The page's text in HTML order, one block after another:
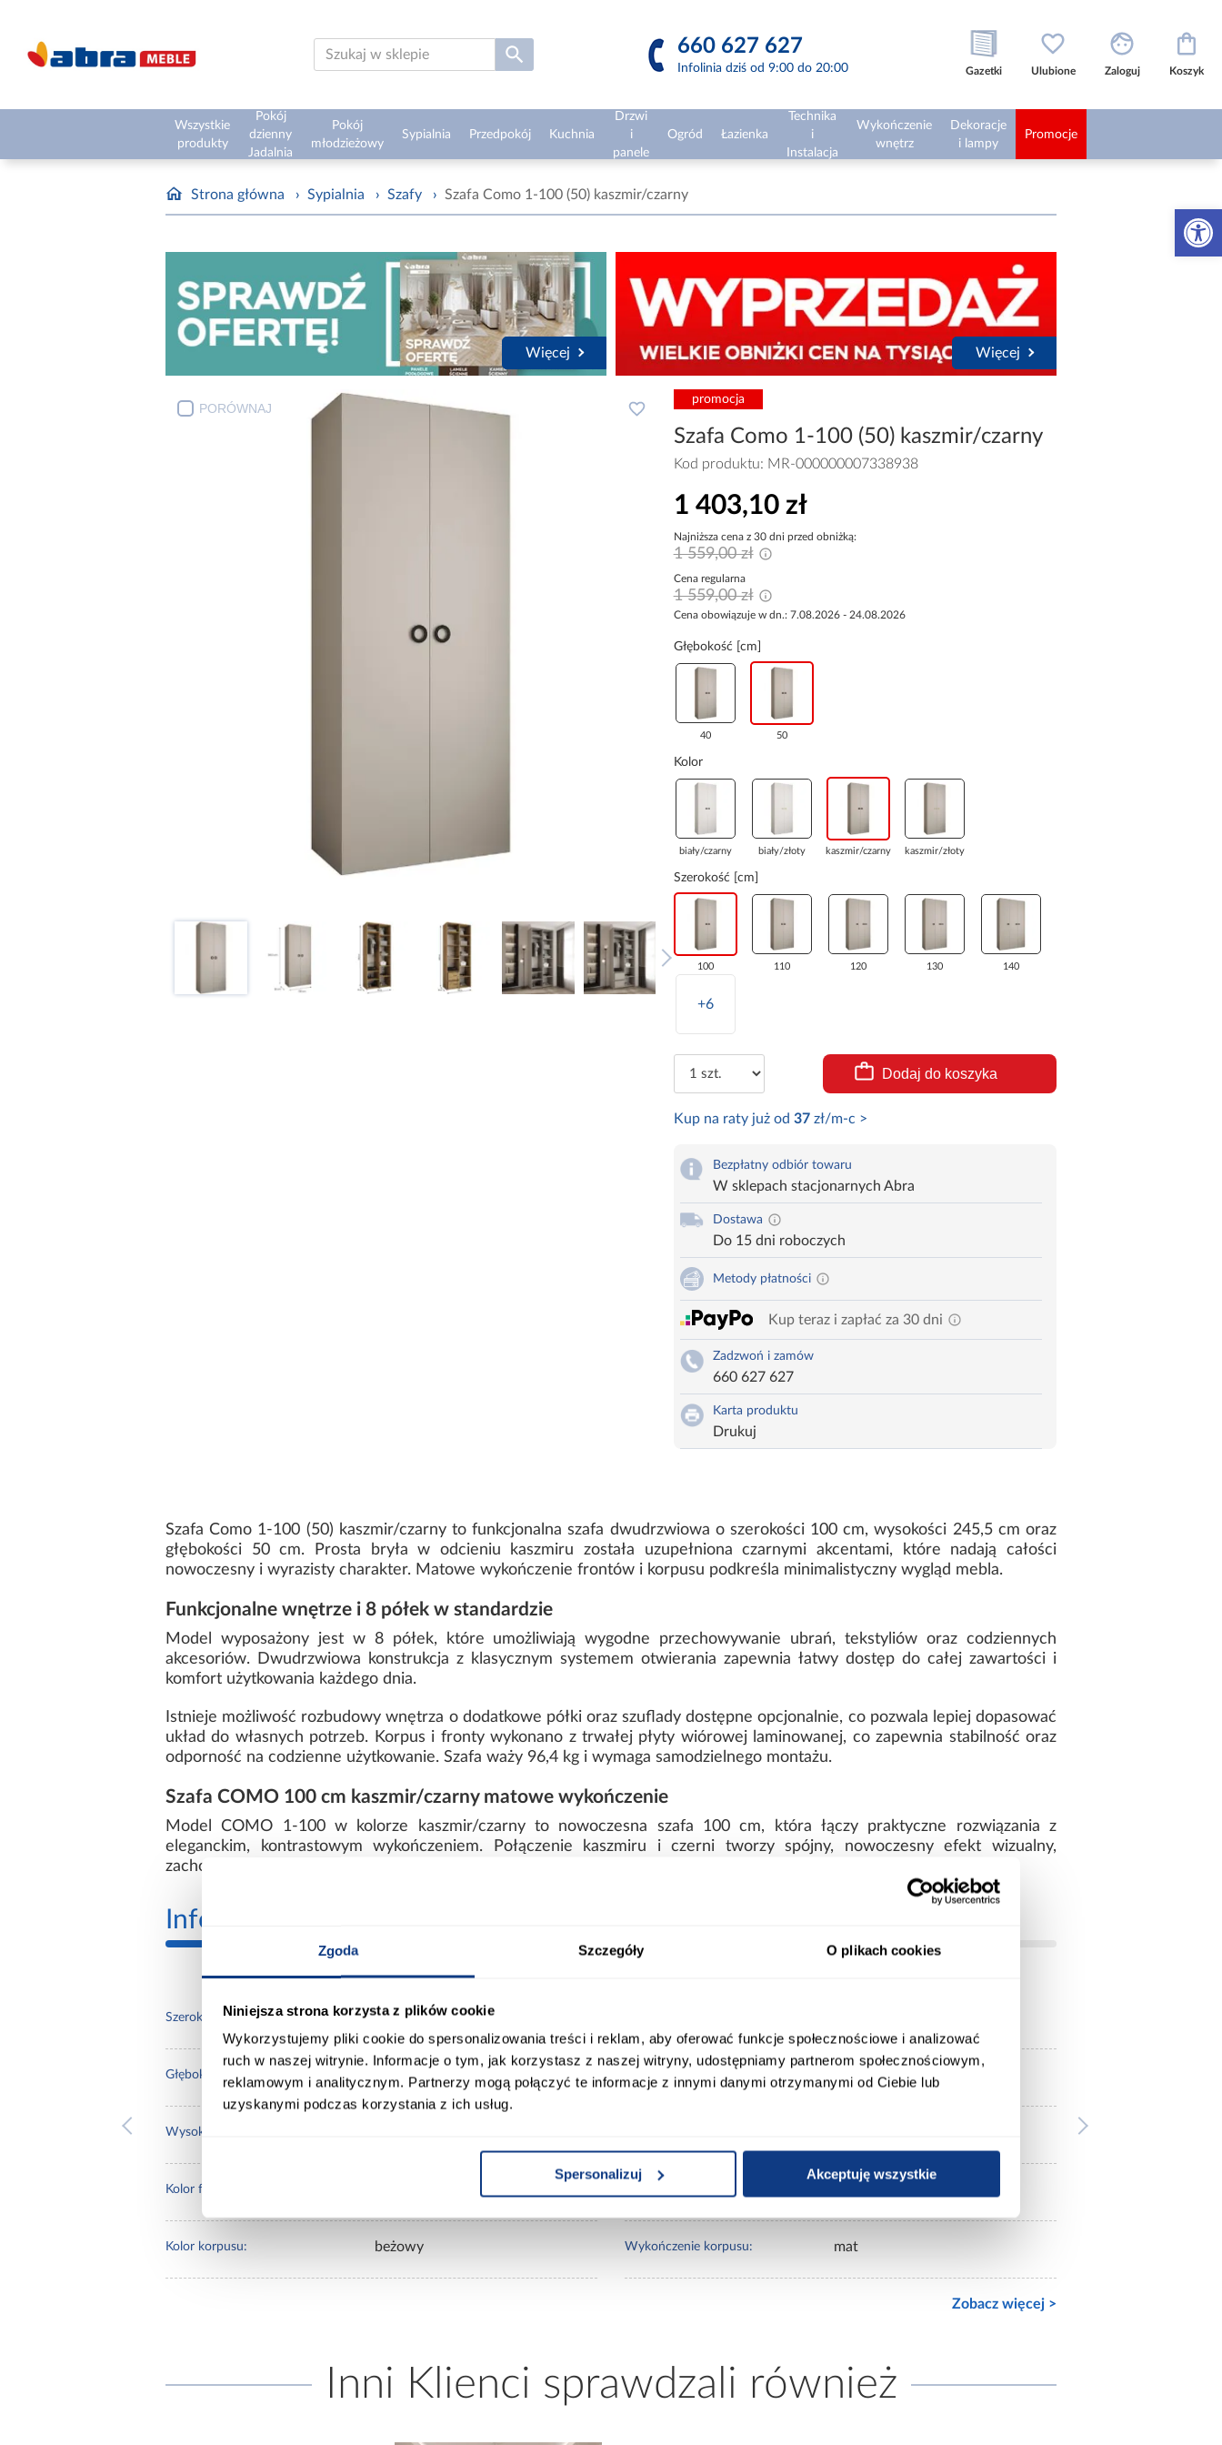
Zgoda Szczegóły O plikach cookies
Niniejsza strona korzysta z plików cookie
Wykorzystujemy pliki cookie do spersonalizowania treści i reklam, aby oferować funkcje społecznościowe i analizować
ruch w naszej witrynie. Informacje o tym, jak korzystasz z naszej witryny, udostępniamy partnerom społecznościowym,
reklamowym i analitycznym. Partnerzy mogą połączyć te informacje z innymi danymi otrzymanymi od Ciebie lub
uzyskanymi podczas korzystania z ich usług.
Spersonalizuj Akceptuję wszystkie
Otwórz
660 627 627
Infolinia dziś od 9:00 do 20:00 Gazetki Ulubione Zaloguj Koszyk
Wszystkie
produkty
Pokój
dzienny
Jadalnia
Pokój
młodzieżowy
Sypialnia Przedpokój Kuchnia
Drzwi
i
panele
Ogród Łazienka
Technika
i
Instalacja
Wykończenie
wnętrz
Dekoracje
i lampy
Promocje
Strona główna › Sypialnia › Szafy › Szafa Como 1-100 (50) kaszmir/czarny
Więcej Więcej
PORÓWNAJ
promocja
Szafa Como 1-100 (50) kaszmir/czarny
Kod produktu: MR-000000007338938
1 403,10 zł
Najniższa cena z 30 dni przed obniżką:
1 559,00 zł
Cena regularna
1 559,00 zł
Cena obowiązuje w dn.: 7.08.2026 - 24.08.2026
Głębokość [cm]
40 50
Kolor
biały/czarny biały/złoty kaszmir/czarny kaszmir/złoty
Szerokość [cm]
100 110 120 130 140
+6
Dodaj do koszyka
Kup na raty już od 37zł/m-c >
Bezpłatny odbiór towaru
W sklepach stacjonarnych Abra
Dostawa
Do 15 dni roboczych
Metody płatności
Kup teraz i zapłać za 30 dni
Zadzwoń i zamów
660 627 627
Karta produktu
Drukuj
Szafa Como 1-100 (50) kaszmir/czarny to funkcjonalna szafa dwudrzwiowa o szerokości 100 cm, wysokości 245,5 cm oraz
głębokości 50 cm. Prosta bryła w odcieniu kaszmiru została uzupełniona czarnymi akcentami, które nadają całości
nowoczesny i wyrazisty charakter. Matowe wykończenie frontów i korpusu podkreśla minimalistyczny wygląd mebla.
Funkcjonalne wnętrze i 8 półek w standardzie
Model wyposażony jest w 8 półek, które umożliwiają wygodne przechowywanie ubrań, tekstyliów oraz codziennych
akcesoriów. Dwudrzwiowa konstrukcja z klasycznym systemem otwierania zapewnia łatwy dostęp do całej zawartości i
komfort użytkowania każdego dnia.
Istnieje możliwość rozbudowy wnętrza o dodatkowe półki oraz szuflady dostępne opcjonalnie, co pozwala lepiej dopasować
układ do własnych potrzeb. Korpus i fronty wykonano z trwałej płyty wiórowej laminowanej, co zapewnia stabilność oraz
odporność na codzienne użytkowanie. Szafa waży 96,4 kg i wymaga samodzielnego montażu.
Szafa COMO 100 cm kaszmir/czarny matowe wykończenie
Model COMO 1-100 w kolorze kaszmir/czarny to nowoczesna szafa 100 cm, która łączy praktyczne rozwiązania z
eleganckim, kontrastowym wykończeniem. Połączenie kaszmiru i czerni tworzy spójny, nowoczesny efekt wizualny,
zachowując prostą i uporządkowaną formę.
Informacje
Szerokość [cm]: 100.00
Głębokość [cm]: 50.00
Wysokość [cm]:
Kolor frontów:
Kolor korpusu: beżowy
Lustro: bez lustra
Wykończenie korpusu: mat
Zobacz więcej >
Inni Klienci sprawdzali również